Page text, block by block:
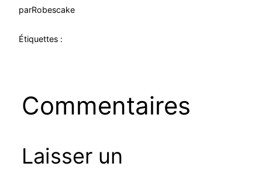
parRobescake
Étiquettes :
Commentaires
Laisser un